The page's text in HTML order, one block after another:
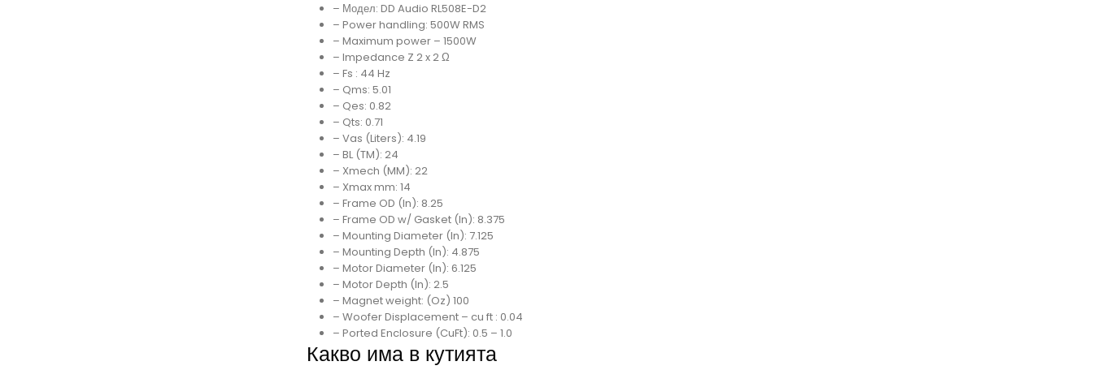
– Модел: DD Audio RL508E-D2
– Power handling: 500W RMS
– Maximum power – 1500W
– Impedance Z 2 x 2 Ω
– Fs : 44 Hz
– Qms: 5.01
– Qes: 0.82
– Qts: 0.71
– Vas (Liters): 4.19
– BL (TM): 24
– Xmech (MM): 22
– Xmax mm: 14
– Frame OD (In): 8.25
– Frame OD w/ Gasket (In): 8.375
– Mounting Diameter (In): 7.125
– Mounting Depth (In): 4.875
– Motor Diameter (In): 6.125
– Motor Depth (In): 2.5
– Magnet weight: (Oz) 100
– Woofer Displacement – cu ft : 0.04
– Ported Enclosure (CuFt): 0.5 – 1.0
Какво има в кутията